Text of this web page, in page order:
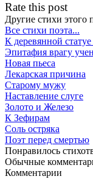
Rate this post
Другие стихи этого
Все стихи поэта...
К деревянной
Эпитафия врагу
Новая пьеса
Лекарская причина
Старому мужу
Наставление слуге
Золото и Железо
К Зефирам
Соль остряка
Поэт перед смертью
Понравилось
Обычные
Комментарии